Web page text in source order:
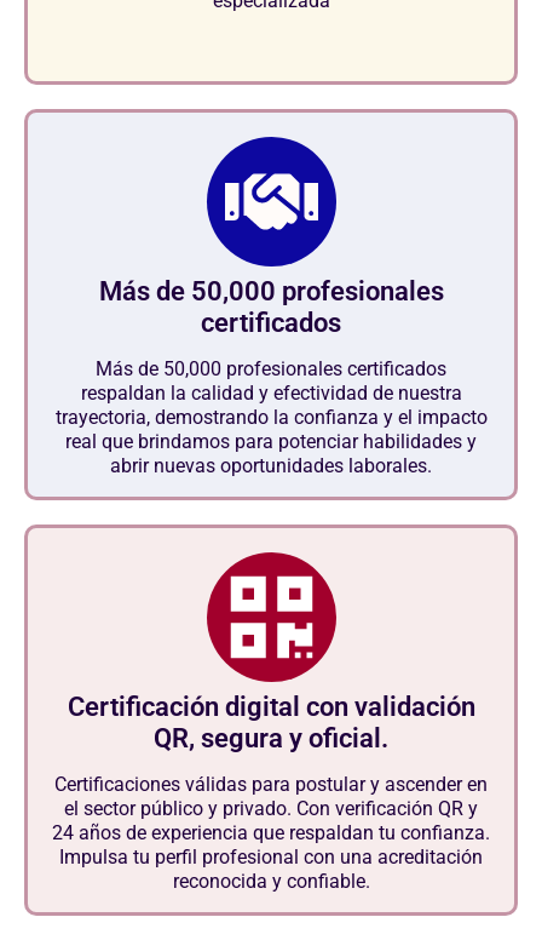
Más de 50,000 profesionales
certificados
Más de 50,000 profesionales certificados
respaldan la calidad y efectividad de nuestra
trayectoria, demostrando la confianza y el impacto
real que brindamos para potenciar habilidades y
abrir nuevas oportunidades laborales.
Certificación digital con validación
QR, segura y oficial.
Certificaciones válidas para postular y ascender en
el sector público y privado. Con verificación QR y
24 años de experiencia que respaldan tu confianza.
Impulsa tu perfil profesional con una acreditación
reconocida y confiable.